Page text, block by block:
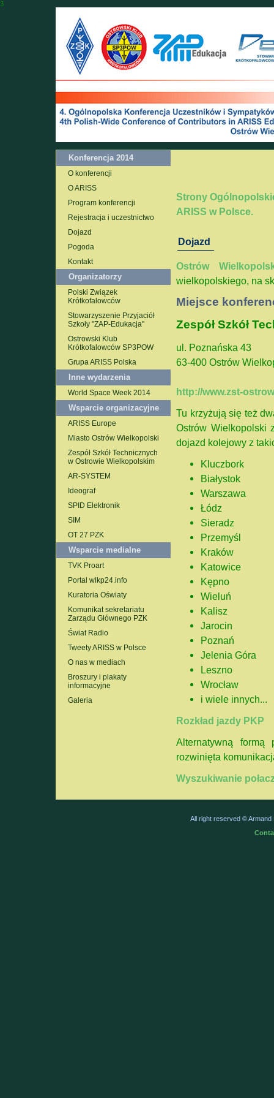
3
Konferencja 2014
O konferencji
O ARISS
Program konferencji
Rejestracja i uczestnictwo
Dojazd
Pogoda
Kontakt
Organizatorzy
Polski Związek
Krótkofalowców
Stowarzyszenie Przyjaciół
Szkoły "ZAP-Edukacja"
Ostrowski Klub
Krótkofalowców SP3POW
Grupa ARISS Polska
Inne wydarzenia
World Space Week 2014
Wsparcie organizacyjne
ARISS Europe
Miasto Ostrów Wielkopolski
Zespół Szkół Technicznych
w Ostrowie Wielkopolskim
AR-SYSTEM
Ideograf
SPID Elektronik
SIM
OT 27 PZK
Wsparcie medialne
TVK Proart
Portal wlkp24.info
Kuratoria Oświaty
Komunikat sekretariatu
Zarządu Głównego PZK
Świat Radio
Tweety ARISS w Polsce
O nas w mediach
Broszury i plakaty
informacyjne
Galeria
Strony
ARISS w Polsce.
Dojazd
Ostrów
wielkopolskiego, na
Miejsce
Zespół Szkół
ul. Poznańska 43
63-400 Ostrów
http://www.zst-
Tu krzyżują się też
Ostrów Wielkopolski
dojazd kolejowy z
Kluczbork
Białystok
Warszawa
Łódz
Sieradz
Przemyśl
Kraków
Katowice
Kępno
Wieluń
Kalisz
Jarocin
Poznań
Jelenia Góra
Leszno
Wrocław
i wiele innych...
Rozkład jazdy PKP
Alternatywną formą
rozwinięta
Wyszukiwanie
All right reserved © Armand